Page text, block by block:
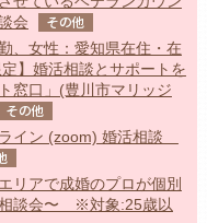
会
その他
、女性：愛知県在住・在
】婚活相談とサポートを
窓口」(豊川市マリッジ
その他
イン (zoom) 婚活相談
リアで成婚のプロが個別
相談会〜 ※対象:25歳以